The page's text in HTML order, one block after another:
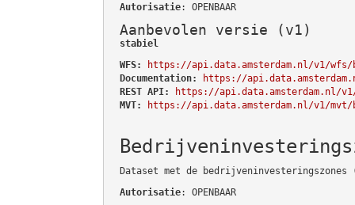
Autorisatie: OPENBAAR
Aanbevolen versie (v1)
stabiel
WFS:
https://api.data.amsterdam.nl/v1/wfs/
Documentation:
https://
REST API:
https://api.data.amsterdam.nl/
MVT:
https://api.data.amsterdam.nl/v1/mvt/
Dataset met de bedrijveninvesteringszones
Autorisatie: OPENBAAR